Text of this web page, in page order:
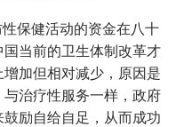
保健活动的资金在八十
当前的卫生体制改革才
加但相对减少，原因是
治疗性服务一样，政府
励自给自足，从而成功